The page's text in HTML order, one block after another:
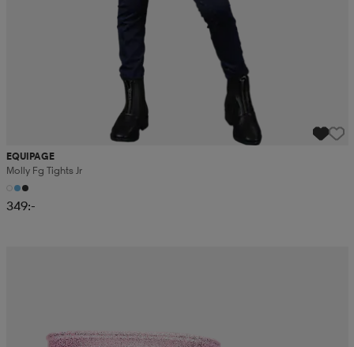
EQUIPAGE
Molly Fg Tights Jr
349:-